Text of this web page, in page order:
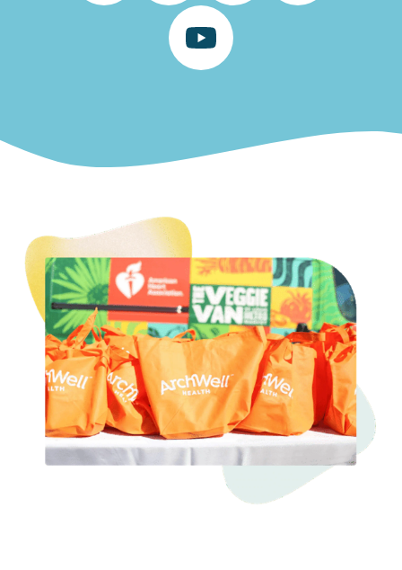
YouTube